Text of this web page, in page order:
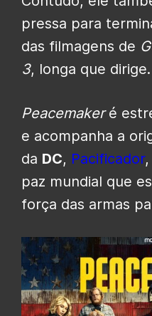
pressa para
das filmagens de
3, longa que dirige.
Peacemakeré
e acompanha a
da DC, Pacificador,
paz mundial que
força das armas